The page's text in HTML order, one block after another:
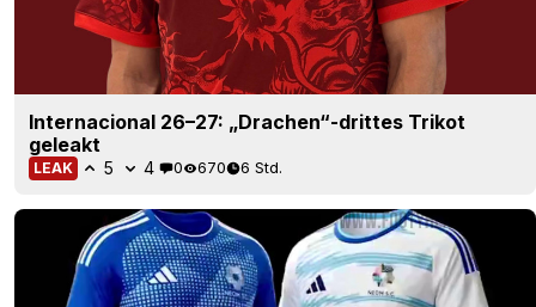
Adidas Neom SC Heimtrikots und Auswärtstrikots
26/27 vorgestellt – Schluss mit Puma
10 0 299 6 Std.